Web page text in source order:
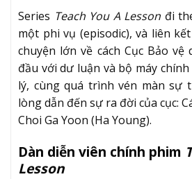
Series Teach You A Lesson đi
một phi vụ (episodic), và liên
chuyện lớn về cách Cục Bảo
đầu với dư luận và bộ máy
lý, cùng quá trình vén màn sự
lòng dẫn đến sự ra đời của cục:
Choi Ga Yoon (Ha Young).
Dàn diễn viên chính phim
Lesson